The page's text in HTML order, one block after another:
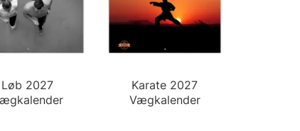
Løb 2027
Karate 2027
Vægkalender